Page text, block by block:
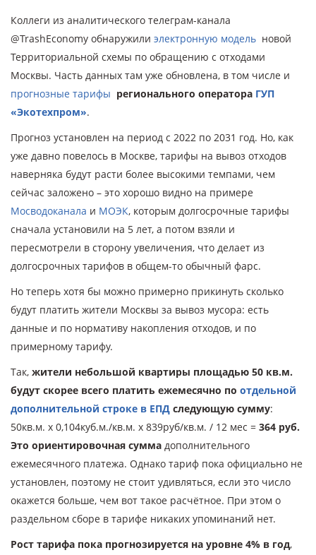
Коллеги из аналитического телеграм-канала
@TrashEconomy обнаружили электронную модель новой
Территориальной схемы по обращению с отходами
Москвы. Часть данных там уже обновлена, в том числе и
прогнозные тарифы регионального оператора ГУП
«Экотехпром».
Прогноз установлен на период с 2022 по 2031 год. Но, как
уже давно повелось в Москве, тарифы на вывоз отходов
наверняка будут расти более высокими темпами, чем
сейчас заложено – это хорошо видно на примере
Мосводоканала и МОЭК, которым долгосрочные тарифы
сначала установили на 5 лет, а потом взяли и
пересмотрели в сторону увеличения, что делает из
долгосрочных тарифов в общем-то обычный фарс.
Но теперь хотя бы можно примерно прикинуть сколько
будут платить жители Москвы за вывоз мусора: есть
данные и по нормативу накопления отходов, и по
примерному тарифу.
Так, жители небольшой квартиры площадью 50 кв.м.
будут скорее всего платить ежемесячно по отдельной
дополнительной строке в ЕПД следующую сумму:
50кв.м. х 0,104куб.м./кв.м. х 839руб/кв.м. / 12 мес = 364 руб.
Это ориентировочная сумма дополнительного
ежемесячного платежа. Однако тариф пока официально не
установлен, поэтому не стоит удивляться, если это число
окажется больше, чем вот такое расчётное. При этом о
раздельном сборе в тарифе никаких упоминаний нет.
Рост тарифа пока прогнозируется на уровне 4% в год,